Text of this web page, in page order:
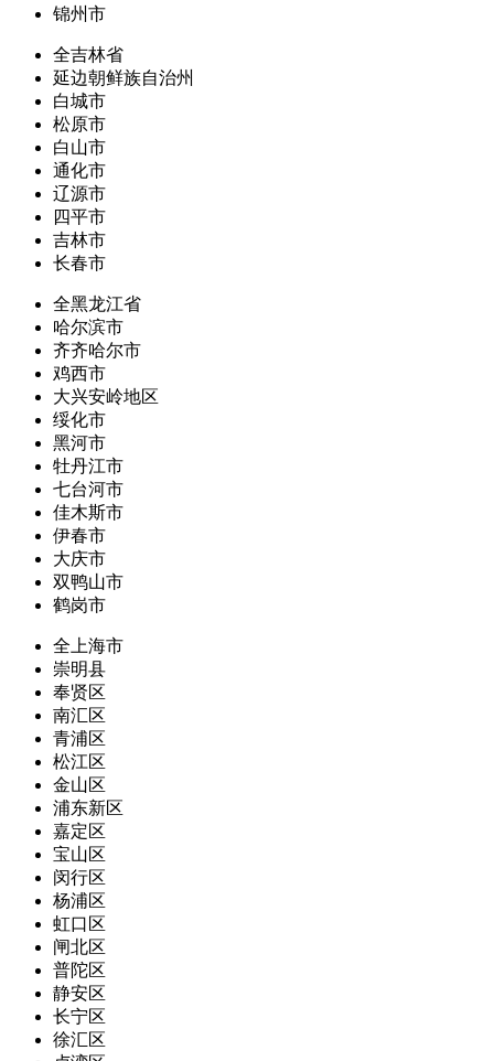
锦州市
全吉林省
延边朝鲜族自治州
白城市
松原市
白山市
通化市
辽源市
四平市
吉林市
长春市
全黑龙江省
哈尔滨市
齐齐哈尔市
鸡西市
大兴安岭地区
绥化市
黑河市
牡丹江市
七台河市
佳木斯市
伊春市
大庆市
双鸭山市
鹤岗市
全上海市
崇明县
奉贤区
南汇区
青浦区
松江区
金山区
浦东新区
嘉定区
宝山区
闵行区
杨浦区
虹口区
闸北区
普陀区
静安区
长宁区
徐汇区